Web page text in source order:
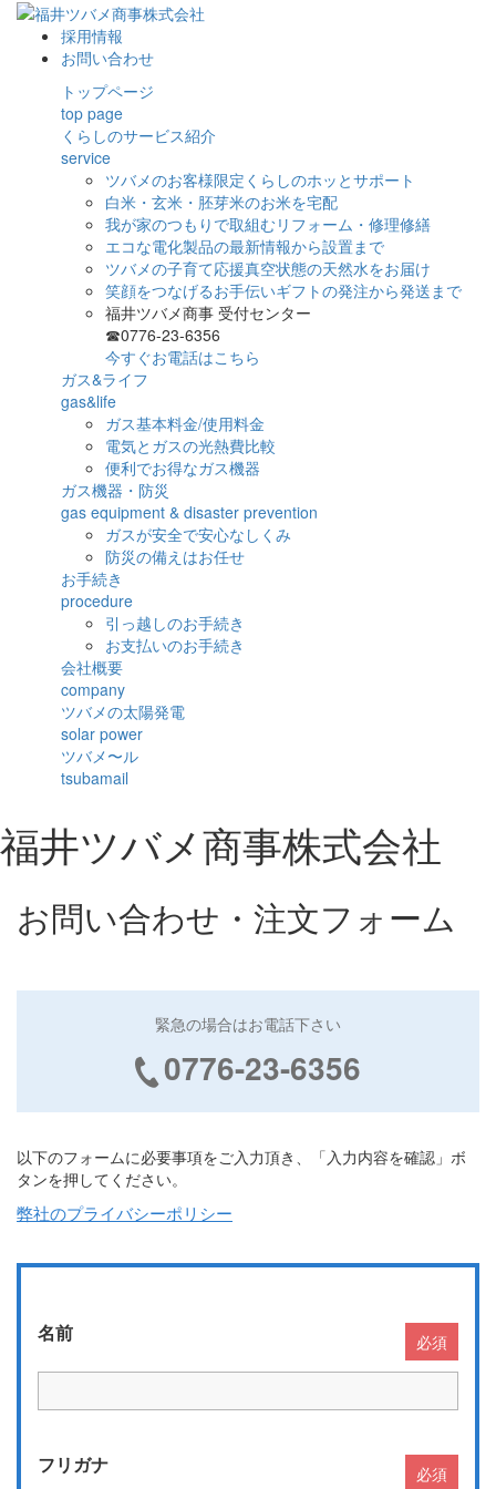
採用情報
お問い合わせ
トップページ
top page
くらしのサービス紹介
service
ツバメのお客様限定くらしのホッとサポート
白米・玄米・胚芽米のお米を宅配
我が家のつもりで取組むリフォーム・修理修繕
エコな電化製品の最新情報から設置まで
ツバメの子育て応援真空状態の天然水をお届け
笑顔をつなげるお手伝いギフトの発注から発送まで
福井ツバメ商事 受付センター
☎0776-23-6356
今すぐお電話はこちら
ガス&ライフ
gas&life
ガス基本料金/使用料金
電気とガスの光熱費比較
便利でお得なガス機器
ガス機器・防災
gas equipment & disaster prevention
ガスが安全で安心なしくみ
防災の備えはお任せ
お手続き
procedure
引っ越しのお手続き
お支払いのお手続き
会社概要
company
ツバメの太陽発電
solar power
ツバメ〜ル
tsubamail
福井ツバメ商事株式会社
お問い合わせ・注文フォーム
緊急の場合はお電話下さい
0776-23-6356
以下のフォームに必要事項をご入力頂き、「入力内容を確認」ボ
タンを押してください。
弊社のプライバシーポリシー
名前 必須
フリガナ 必須